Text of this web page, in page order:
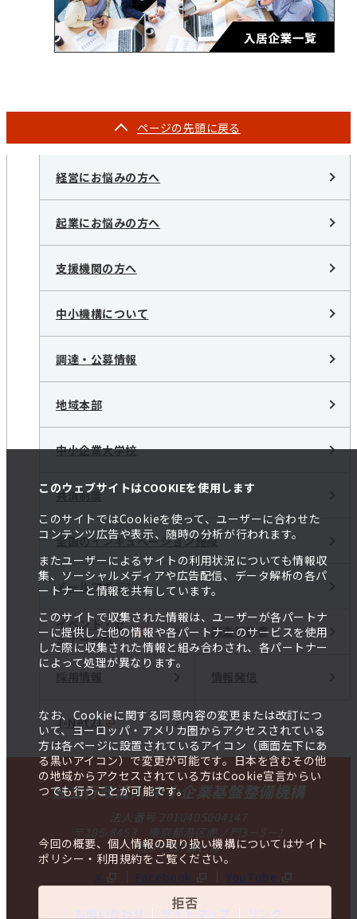
このウェブサイトはCOOKIEを使用します
このサイトではCookieを使って、ユーザーに合わせた
コンテンツ広告や表示、随時の分析が行われます。
またユーザーによるサイトの利用状況についても情報収
集、ソーシャルメディアや広告配信、データ解析の各パ
ートナーと情報を共有しています。
このサイトで収集された情報は、ユーザーが各パートナ
ーに提供した他の情報や各パートナーのサービスを使用
した際に収集された情報と組み合わされ、各パートナー
によって処理が異なります。
なお、Cookieに関する同意内容の変更または改訂につ
いて、ヨーロッパ・アメリカ圏からアクセスされている
方は各ページに設置されているアイコン（画面左下にあ
る黒いアイコン）で変更が可能です。日本を含むその他
の地域からアクセスされている方はCookie宣言からい
つでも行うことが可能です。
今回の概要、個人情報の取り扱い機構についてはサイト
ポリシー・利用規約をご覧ください。
拒否
ページの先頭に戻る
経営にお悩みの方へ
起業にお悩みの方へ
支援機関の方へ
中小機構について
調達・公募情報
地域本部
中小企業大学校
共済制度
全国のインキュベーション施設
メールマガジン
イベント・セ
ミナー一覧
調査報告書
J-Net21
独立行政法人 中小企業基盤整備機構
法人番号 2010405004147
〒105-8453 東京都港区虎ノ門3－5－1
虎ノ門37森ビル
X
Facebook YouTube
お問い合わせ サイトマップ リンク